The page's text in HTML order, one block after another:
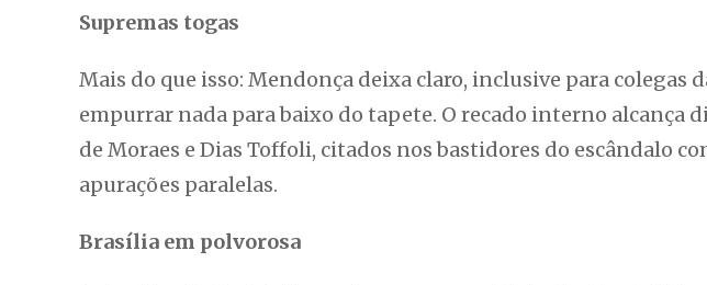
Supremas togas
Mais do que isso: Mendonça deixa claro, inclusive para colegas
empurrar nada para baixo do tapete. O recado interno alcança
de Moraes e Dias Toffoli, citados nos bastidores do escândalo
apurações paralelas.
Brasília em polvorosa